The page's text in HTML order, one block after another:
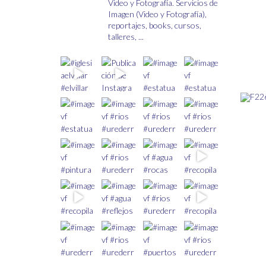
de
producto
Video y Fotografía. Servicios de
Imagen (Video y Fotografía),
reportajes, books, cursos,
talleres, ...